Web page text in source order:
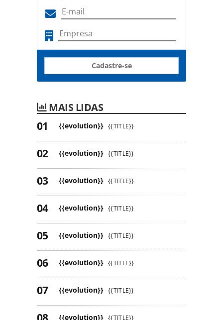
Cadastre-se
MAIS LIDAS
{{evolution}} {{TITLE}}
{{evolution}} {{TITLE}}
{{evolution}} {{TITLE}}
{{evolution}} {{TITLE}}
{{evolution}} {{TITLE}}
{{evolution}} {{TITLE}}
{{evolution}} {{TITLE}}
{{evolution}} {{TITLE}}